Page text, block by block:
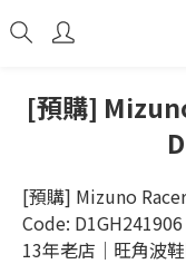
[預購]
[預購] Mizuno
Code: D1GH241906
13年老店│旺角波